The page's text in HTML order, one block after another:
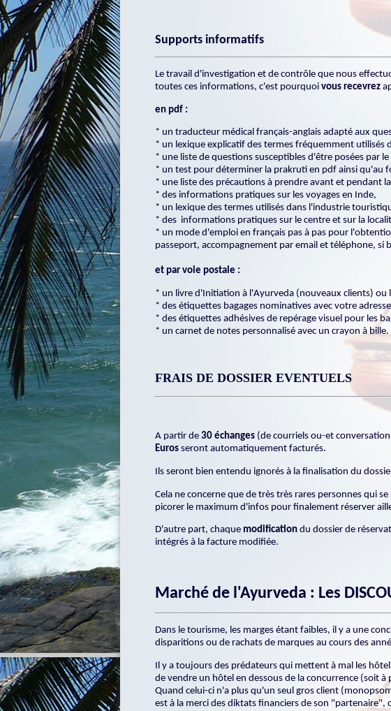
Supports informatifs
Le travail d'investigation et de contrôle que nous
toutes ces informations, c'est pourquoi vous recevrez
en pdf :
* un traducteur médical français-anglais adapté aux
* un lexique explicatif des termes fréquemment utilisés
* une liste de questions susceptibles d'être posées par
* un test pour déterminer la prakruti en pdf ainsi qu'au
* une liste des précautions à prendre avant et pendant
* des informations pratiques sur les voyages en Inde,
* un lexique des termes utilisés dans l'industrie
* des informations pratiques sur le centre et sur la
* un mode d'emploi en français pas à pas pour
passeport, accompagnement par email et téléphone, si
et par voie postale :
* un livre d'Initiation à l'Ayurveda (nouveaux clients) ou
* des étiquettes bagages nominatives avec votre
* des étiquettes adhésives de repérage visuel pour les
* un carnet de notes personnalisé avec un crayon à bille.
FRAIS DE DOSSIER EVENTUELS
A partir de 30 échanges (de courriels ou-et
Euros seront automatiquement facturés.
Ils seront bien entendu ignorés à la finalisation du
Cela ne concerne que de très très rares personnes qui
picorer le maximum d'infos pour finalement réserver
D'autre part, chaque modification du dossier de
intégrés à la facture modifiée.
Marché de l'Ayurveda : Les
Dans le tourisme, les marges étant faibles, il y a une
disparitions ou de rachats de marques au cours des
Il y a toujours des prédateurs qui mettent à mal les
de vendre un hôtel en dessous de la concurrence (soit
Quand celui-ci n'a plus qu'un seul gros client
est à la merci des diktats financiers de son